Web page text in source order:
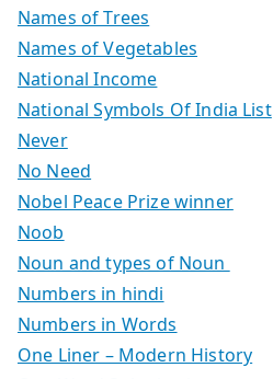
Names of Trees
Names of Vegetables
National Income
National Symbols Of India List
Never
No Need
Nobel Peace Prize winner
Noob
Noun and types of Noun
Numbers in hindi
Numbers in Words
One Liner – Modern History